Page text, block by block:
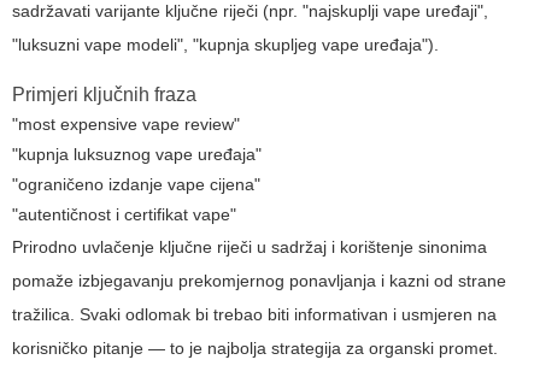
sadržavati varijante ključne riječi (npr. "najskuplji vape uređaji",
"luksuzni vape modeli", "kupnja skupljeg vape uređaja").
Primjeri ključnih fraza
"most expensive vape review"
"kupnja luksuznog vape uređaja"
"ograničeno izdanje vape cijena"
"autentičnost i certifikat vape"
Prirodno uvlačenje ključne riječi u sadržaj i korištenje sinonima
pomaže izbjegavanju prekomjernog ponavljanja i kazni od strane
tražilica. Svaki odlomak bi trebao biti informativan i usmjeren na
korisničko pitanje — to je najbolja strategija za organski promet.